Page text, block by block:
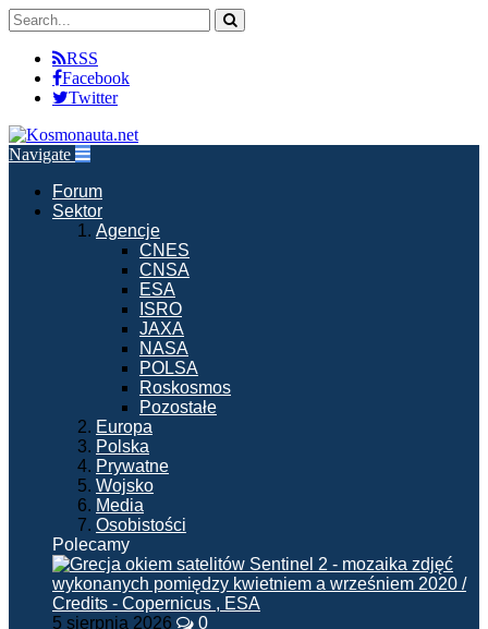
RSS
Facebook
Twitter
Navigate
Forum
Sektor
Agencje
CNES
CNSA
ESA
ISRO
JAXA
NASA
POLSA
Roskosmos
Pozostałe
Europa
Polska
Prywatne
Wojsko
Media
Osobistości
Polecamy
5 sierpnia 2026 0